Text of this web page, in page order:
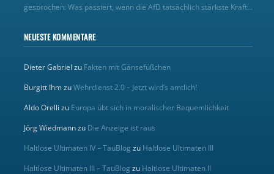
gesprochen: Was passiert, wenn die AfD tatsächlich stärkste Kraft...
NEUESTE KOMMENTARE
Dieter Gabriel zu Fakten mit Gänsefüßchen
Burgitt IhmzuWehrdienst 2.0 – Jetzt wird’s amtlich!
Aldo Orelli zu Europa übt sich in moralischer Bequemlichkeit
Jörg Wiedmannzu Die Anzeige ist raus
Haltlose Ultimaten IV – TauBlog zu Haltlose Ultimaten III
Haltlose Ultimaten III – TauBlog zu Haltlose Ultimaten II